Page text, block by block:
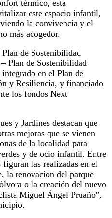
térmico, esta
este espacio infantil,
la convivencia y el
más acogedor.
de Sostenibilidad
Plan de Sostenibilidad
en el Plan de
y Resiliencia, y financiado
los fondos Next
y Jardines destacan que
mejoras que se vienen
de la localidad para
y de ocio infantil. Entre
figuran las realizadas en el
la renovación del parque
o la creación del nuevo
Miguel Ángel Pruaño”,